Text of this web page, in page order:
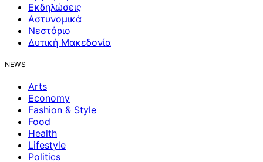
Εκδηλώσεις
Αστυνομικά
Νεστόριο
Δυτική Μακεδονία
NEWS
Arts
Economy
Fashion & Style
Food
Health
Lifestyle
Politics